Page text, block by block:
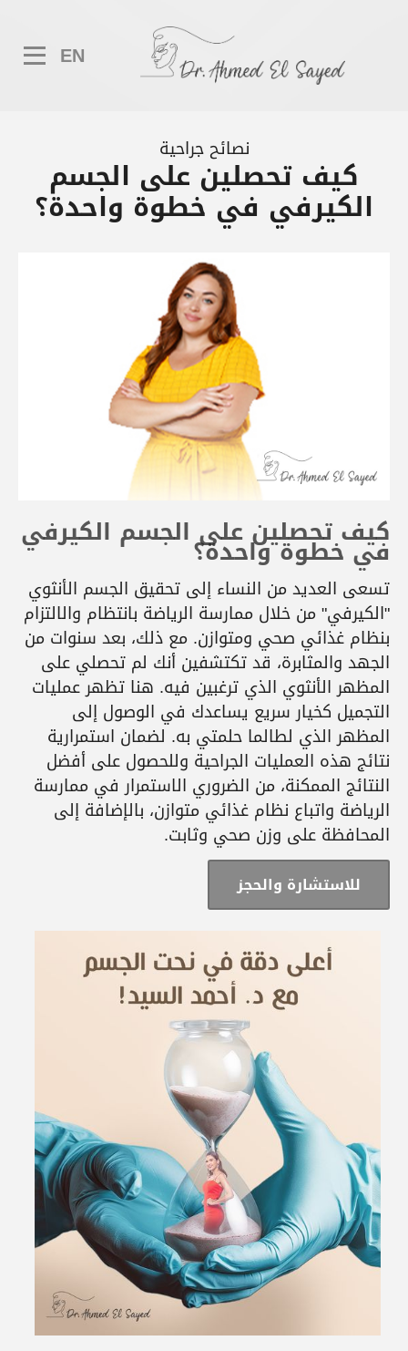
EN
نصائح جراحية
كيف تحصلين على الجسم
الكيرفي في خطوة واحدة؟
كيف تحصلين على الجسم الكيرفي
في خطوة واحدة؟
تسعى العديد من النساء إلى تحقيق الجسم الأنثوي
"الكيرفي" من خلال ممارسة الرياضة بانتظام والالتزام
بنظام غذائي صحي ومتوازن. مع ذلك، بعد سنوات من
الجهد والمثابرة، قد تكتشفين أنك لم تحصلي على
المظهر الأنثوي الذي ترغبين فيه. هنا تظهر عمليات
التجميل كخيار سريع يساعدك في الوصول إلى
المظهر الذي لطالما حلمتي به. لضمان استمرارية
نتائج هذه العمليات الجراحية وللحصول على أفضل
النتائج الممكنة، من الضروري الاستمرار في ممارسة
الرياضة واتباع نظام غذائي متوازن، بالإضافة إلى
المحافظة على وزن صحي وثابت.
للاستشارة والحجز